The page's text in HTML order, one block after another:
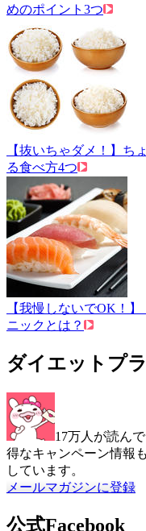
めのポイント3つ
【抜いちゃダメ！】ち
る食べ方4つ
【我慢しないでOK！
ニックとは？
ダイエットプ
17万人が読ん
得なキャンペーン情報
しています。
メールマガジンに登録
公式Facebook